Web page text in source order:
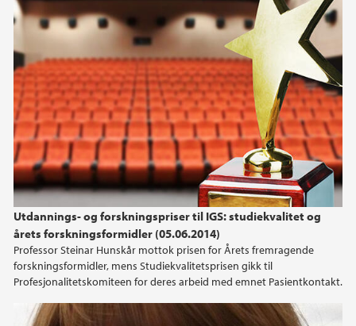
Utdannings- og forskningspriser til IGS: studiekvalitet og
årets forskningsformidler (05.06.2014)
Professor Steinar Hunskår mottok prisen for Årets fremragende
forskningsformidler, mens Studiekvalitetsprisen gikk til
Profesjonalitetskomiteen for deres arbeid med emnet Pasientkontakt.
mai (1)
februar (1)
januar (3)
2025
2024
2023
2022
2021